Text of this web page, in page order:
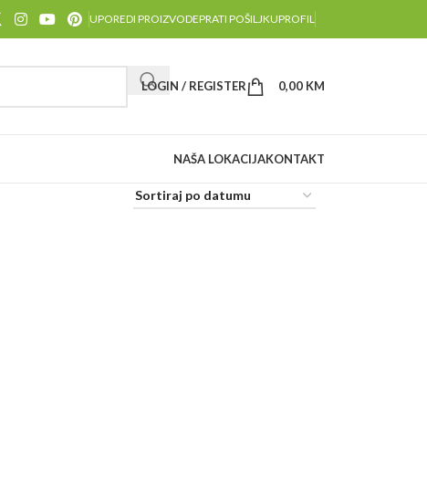
UPOREDI PROIZVODEPRATI POŠILJKUPROFIL
LOGIN / REGISTER 0,00 KM
NAŠA LOKACIJAKONTAKT